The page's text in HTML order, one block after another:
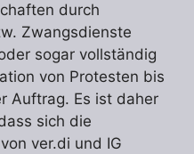
durch
Zwangsdienste
sogar vollständig
von Protesten bis
Auftrag. Es ist daher
sich die
ver.di und IG